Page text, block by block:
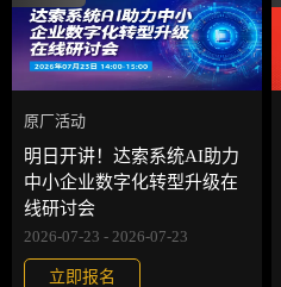
原厂活动
明日开讲！达索系统AI助力
中小企业数字化转型升级在
线研讨会
2026-07-23 - 2026-07-23
立即报名